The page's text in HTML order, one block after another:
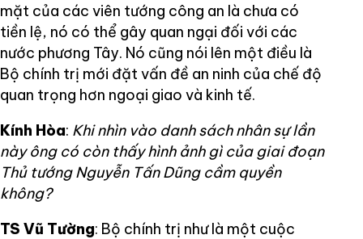
mặt của các viên tướng công an là chưa có
tiền lệ, nó có thể gây quan ngại đối với các
nước phương Tây. Nó cũng nói lên một điều là
Bộ chính trị mới đặt vấn đề an ninh của chế độ
quan trọng hơn ngoại giao và kinh tế.
Kính Hòa: Khi nhìn vào danh sách nhân sự lần
này ông có còn thấy hình ảnh gì của giai đoạn
Thủ tướng Nguyễn Tấn Dũng cầm quyền
không?
TS Vũ Tường: Bộ chính trị như là một cuộc